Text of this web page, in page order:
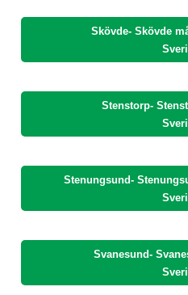
Skövde- Skövde
Stenstorp-
Stenungsund-
Svanesund-